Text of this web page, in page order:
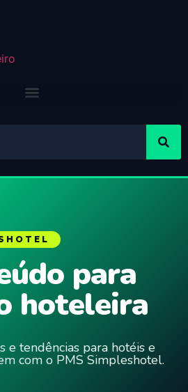
para
hoteleira
e tendências para hotéis e
com o PMS Simpleshotel.